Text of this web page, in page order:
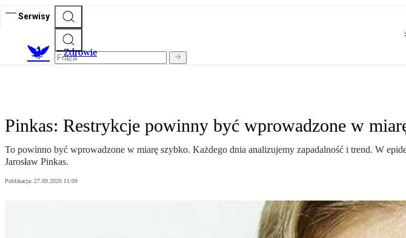
Serwisy
Zdrowie
Pinkas: Restrykcje powinny być wprowadzone w
To powinno być wprowadzone w miarę szybko. Każdego dnia analizujemy zapadalność i trend. W
Jarosław Pinkas.
Publikacja: 27.09.2020 11:09